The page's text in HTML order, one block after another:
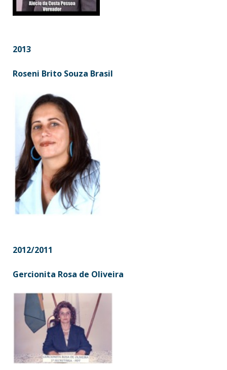
2013
Roseni Brito Souza Brasil
2012/2011
Gercionita Rosa de Oliveira